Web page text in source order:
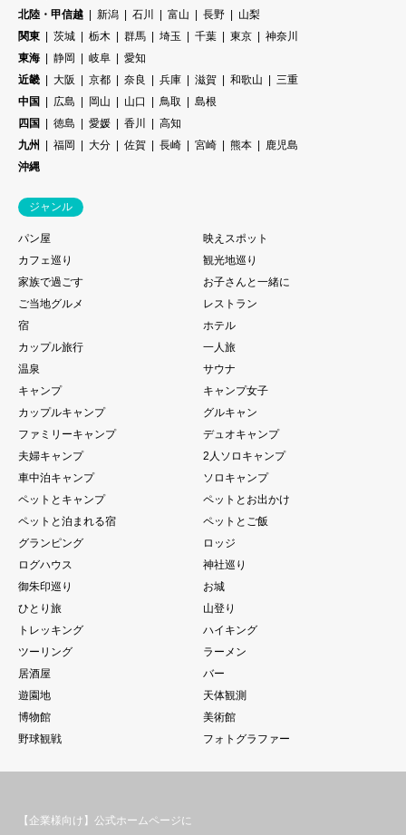
北陸・甲信越
新潟 石川 富山 長野
山梨
関東
茨城 栃木 群馬 埼玉 千葉 東京
神奈川
東海
静岡 岐阜
愛知
近畿
大阪 京都 奈良 兵庫 滋賀 和歌山
三重
中国
広島 岡山 山口 鳥取
島根
四国
徳島 愛媛 香川
高知
九州
福岡 大分 佐賀 長崎 宮崎 熊本
鹿児島
沖縄
ジャンル
パン屋
映えスポット
カフェ巡り
観光地巡り
家族で過ごす
お子さんと一緒に
ご当地グルメ
レストラン
宿
ホテル
カップル旅行
一人旅
温泉
サウナ
キャンプ
キャンプ女子
カップルキャンプ
グルキャン
ファミリーキャンプ
デュオキャンプ
夫婦キャンプ
2人ソロキャンプ
車中泊キャンプ
ソロキャンプ
ペットとキャンプ
ペットとお出かけ
ペットと泊まれる宿
ペットとご飯
グランピング
ロッジ
ログハウス
神社巡り
御朱印巡り
お城
ひとり旅
山登り
トレッキング
ハイキング
ツーリング
ラーメン
居酒屋
バー
遊園地
天体観測
博物館
美術館
野球観戦
フォトグラファー
【企業様向け】公式ホームページに